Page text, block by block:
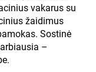
vakarus su
žaidimus
Sostinė
–